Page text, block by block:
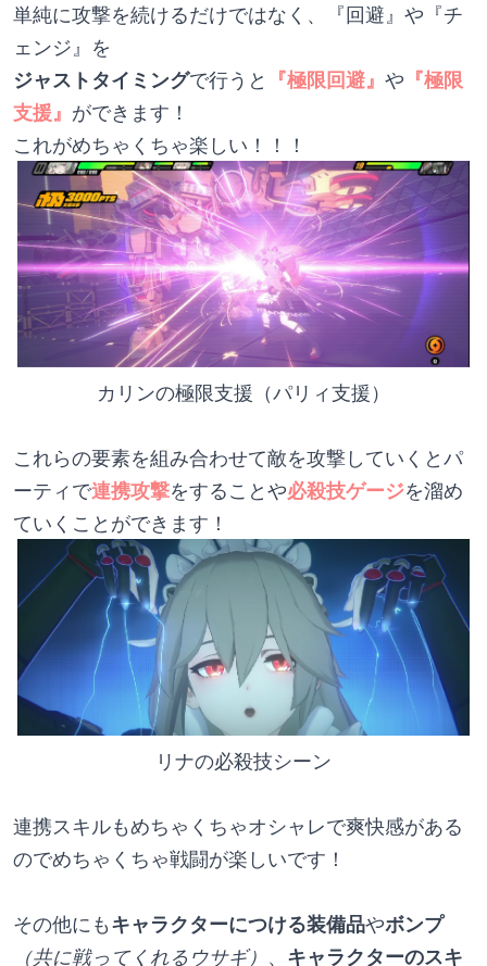
単純に攻撃を続けるだけではなく、『回避』や『チ
ェンジ』を
ジャストタイミングで行うと 『極限回避』 や 『極限
支援』 ができます！
これがめちゃくちゃ楽しい！！！
カリンの極限支援（パリィ支援）
これらの要素を組み合わせて敵を攻撃していくとパ
ーティで連携攻撃をすることや必殺技ゲージを溜め
ていくことができます！
リナの必殺技シーン
連携スキルもめちゃくちゃオシャレで爽快感がある
のでめちゃくちゃ戦闘が楽しいです！
その他にもキャラクターにつける装備品やボンプ
（共に戦ってくれるウサギ） 、 キャラクターのスキ